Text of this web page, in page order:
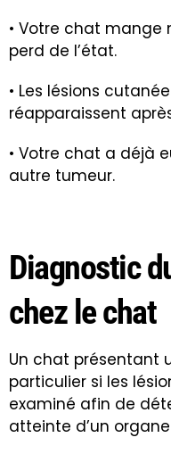
• Votre chat mange
perd de l’état.
• Les lésions
réapparaissent
• Votre chat a déjà
autre tumeur.
Diagnostic
chez le chat
Un chat présentant
particulier si les
examiné afin de
atteinte d’un